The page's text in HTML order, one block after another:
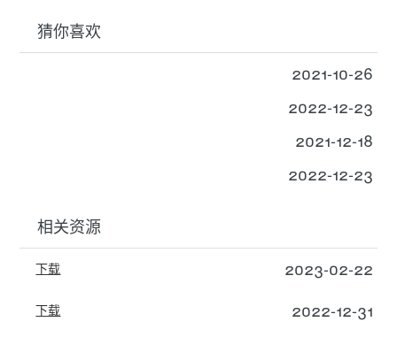
猜你喜欢
2021-10-26
2022-12-23
2021-12-18
2022-12-23
相关资源
下载 2023-02-22
下载 2022-12-31